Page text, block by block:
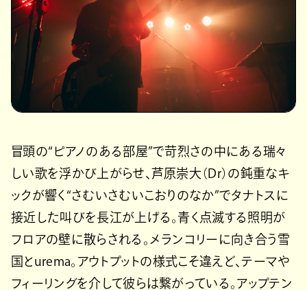
冒頭の“ピアノのある部屋”で苛烈さの中にある瑞々
しい歌を浮かび上がらせ、芦原崇大（Dr）の鈍重なキ
ックが響く“さむいさむいこおりのなか”でタナトスに
接近した叫びを長江が上げる。青く点滅する照明が
フロアの壁に散らされる。メランコリーに向き合う雪
国とurema。アウトプットの様式こそ違えど、テーマや
フィーリングを介して彼らは繋がっている。アップテン